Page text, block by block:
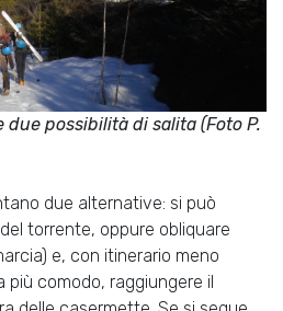
due possibilità di salita (Foto P.
due alternative: si può
torrente, oppure obliquare
e, con itinerario meno
comodo, raggiungere il